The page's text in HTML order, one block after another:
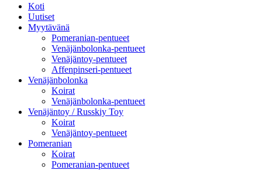
Koti
Uutiset
Myytävänä
Pomeranian-pentueet
Venäjänbolonka-pentueet
Venäjäntoy-pentueet
Affenpinseri-pentueet
Venäjänbolonka
Koirat
Venäjänbolonka-pentueet
Venäjäntoy / Russkiy Toy
Koirat
Venäjäntoy-pentueet
Pomeranian
Koirat
Pomeranian-pentueet